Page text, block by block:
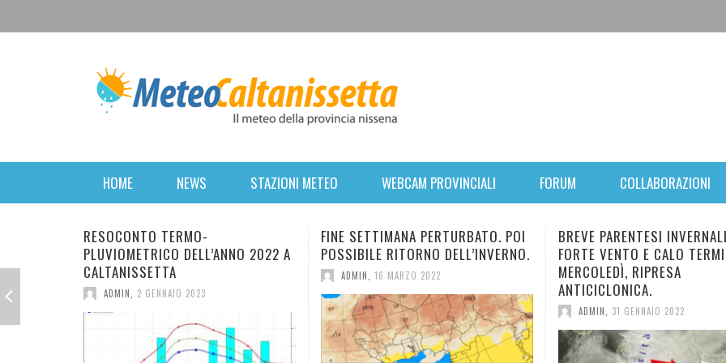
HOME NEWS STAZIONI METEO WEBCAM PROVINCIALI FORUM COLLABORAZIONI
FINE SETTIMANA PERTURBATO. POI
POSSIBILE RITORNO DELL’INVERNO.
ADMIN, 16 MARZO 2022
BREVE PARENTESI INVERNALE:
FORTE VENTO E CALO TERMICO. DA
MERCOLEDÌ, RIPRESA
ANTICICLONICA.
ADMIN 31 GENNAIO 2022
NUOVO E BREVE IMPULSO
IN ARRIVO. TEMPERATURA
DIMINUZIONE.
ADMIN, 28 GENNAIO 2022